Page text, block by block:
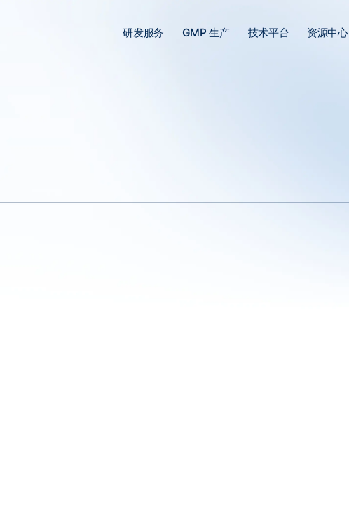
研发服务 GMP 生产 技术平台 资源中心